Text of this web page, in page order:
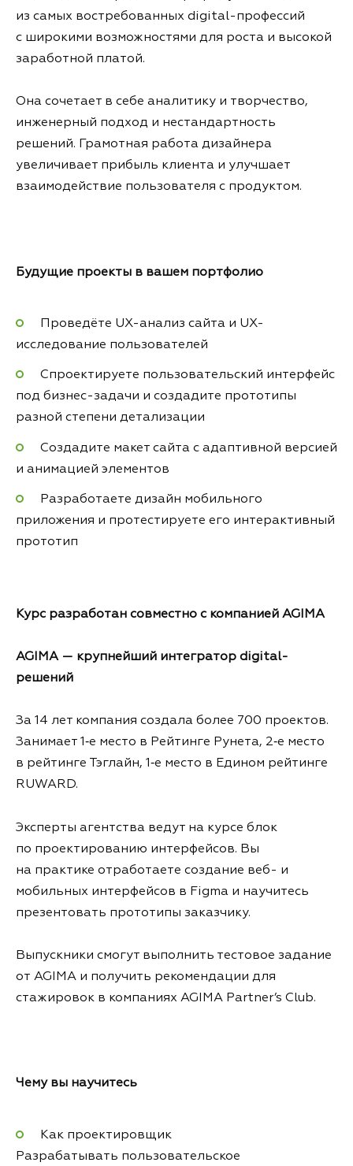
из самых востребованных digital-профессий
с широкими возможностями для роста и высокой
заработной платой.
Она сочетает в себе аналитику и творчество,
инженерный подход и нестандартность
решений. Грамотная работа дизайнера
увеличивает прибыль клиента и улучшает
взаимодействие пользователя с продуктом.
Будущие проекты в вашем портфолио
Проведёте UX-анализ сайта и UX-
исследование пользователей
Спроектируете пользовательский интерфейс
под бизнес-задачи и создадите прототипы
разной степени детализации
Создадите макет сайта c адаптивной версией
и анимацией элементов
Разработаете дизайн мобильного
приложения и протестируете его интерактивный
прототип
Курс разработан совместно с компанией AGIMA
AGIMA — крупнейший интегратор digital-
решений
За 14 лет компания создала более 700 проектов.
Занимает 1‑е место в Рейтинге Рунета, 2‑е место
в рейтинге Тэглайн, 1‑е место в Едином рейтинге
RUWARD.
Эксперты агентства ведут на курсе блок
по проектированию интерфейсов. Вы
на практике отработаете создание веб- и
мобильных интерфейсов в Figma и научитесь
презентовать прототипы заказчику.
Выпускники смогут выполнить тестовое задание
от AGIMA и получить рекомендации для
стажировок в компаниях AGIMA Partner’s Club.
Чему вы научитесь
Как проектировщик
Разрабатывать пользовательское